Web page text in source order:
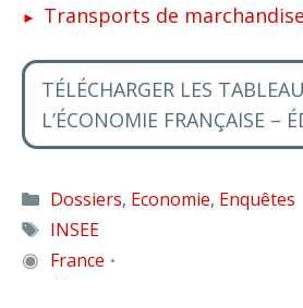
Transports de
TÉLÉCHARGER LES
L’ÉCONOMIE FRANÇAISE –
Catégories
Dossiers, Economie, Enquêtes
Étiquettes
INSEE
◉ France •